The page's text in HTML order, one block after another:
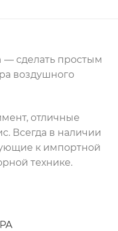
— сделать простым
воздушного
отличные
Всегда в наличии
к импортной
технике.